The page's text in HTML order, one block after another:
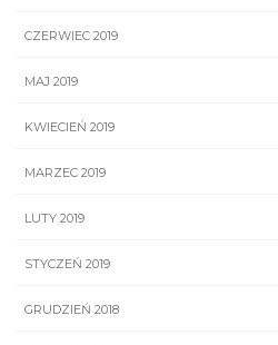
CZERWIEC 2019
MAJ 2019
KWIECIEŃ 2019
MARZEC 2019
LUTY 2019
STYCZEŃ 2019
GRUDZIEŃ 2018